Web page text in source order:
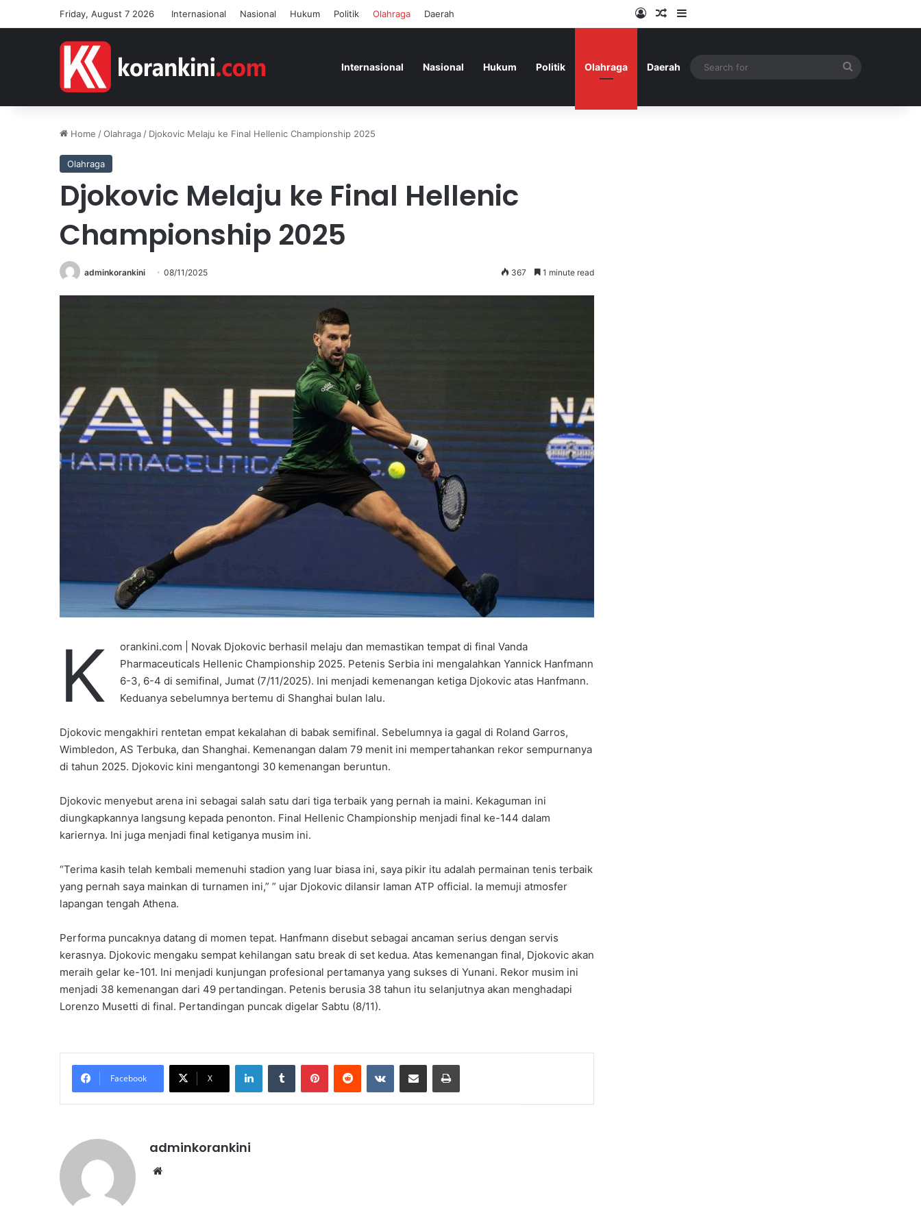
Friday, August 7 2026 Internasional Nasional Hukum Politik Olahraga Daerah Log InRandom Article
Sidebar
Internasional Nasional Hukum Politik Olahraga Daerah
Home /Olahraga / Djokovic Melaju ke Final Hellenic Championship 2025
Olahraga
Djokovic Melaju ke Final Hellenic
Championship 2025
adminkorankini 08/11/2025 367 1 minute read
K
orankini.com | Novak Djokovic berhasil melaju dan memastikan tempat di final Vanda
Pharmaceuticals Hellenic Championship 2025. Petenis Serbia ini mengalahkan Yannick Hanfmann
6-3, 6-4 di semifinal, Jumat (7/11/2025). Ini menjadi kemenangan ketiga Djokovic atas Hanfmann.
Keduanya sebelumnya bertemu di Shanghai bulan lalu.
Djokovic mengakhiri rentetan empat kekalahan di babak semifinal. Sebelumnya ia gagal di Roland Garros,
Wimbledon, AS Terbuka, dan Shanghai. Kemenangan dalam 79 menit ini mempertahankan rekor sempurnanya
di tahun 2025. Djokovic kini mengantongi 30 kemenangan beruntun.
Djokovic menyebut arena ini sebagai salah satu dari tiga terbaik yang pernah ia maini. Kekaguman ini
diungkapkannya langsung kepada penonton. Final Hellenic Championship menjadi final ke-144 dalam
kariernya. Ini juga menjadi final ketiganya musim ini.
“Terima kasih telah kembali memenuhi stadion yang luar biasa ini, saya pikir itu adalah permainan tenis terbaik
yang pernah saya mainkan di turnamen ini,” ” ujar Djokovic dilansir laman ATP official. Ia memuji atmosfer
lapangan tengah Athena.
Performa puncaknya datang di momen tepat. Hanfmann disebut sebagai ancaman serius dengan servis
kerasnya. Djokovic mengaku sempat kehilangan satu break di set kedua. Atas kemenangan final, Djokovic akan
meraih gelar ke-101. Ini menjadi kunjungan profesional pertamanya yang sukses di Yunani. Rekor musim ini
menjadi 38 kemenangan dari 49 pertandingan. Petenis berusia 38 tahun itu selanjutnya akan menghadapi
Lorenzo Musetti di final. Pertandingan puncak digelar Sabtu (8/11).
Facebook X
LinkedInTumblr PinterestReddit VKontakteShare via Email Print
adminkorankini